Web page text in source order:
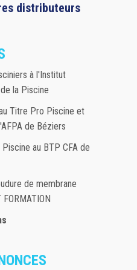
distributeurs
à l'Institut
la Piscine
Titre Pro Piscine et
de Béziers
au BTP CFA de
de membrane